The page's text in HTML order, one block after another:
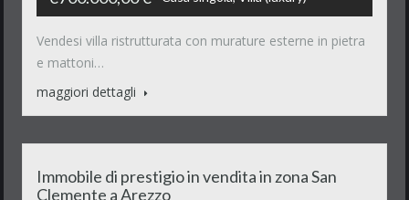
Vendesi villa ristrutturata con murature esterne in pietra
e mattoni…
maggiori dettagli
Immobile di prestigio in vendita in zona San
Clemente a Arezzo